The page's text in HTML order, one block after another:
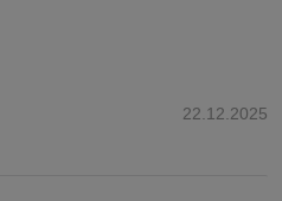
22.12.2025